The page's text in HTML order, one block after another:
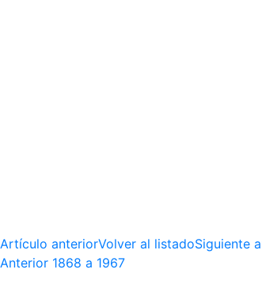
Artículo anteriorVolver al listadoSiguiente
Anterior 1868 a 1967